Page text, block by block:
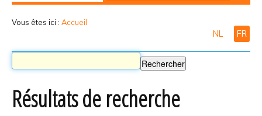
Recherche
Vous êtes ici : Accueil
NL FR
Résultats de recherche